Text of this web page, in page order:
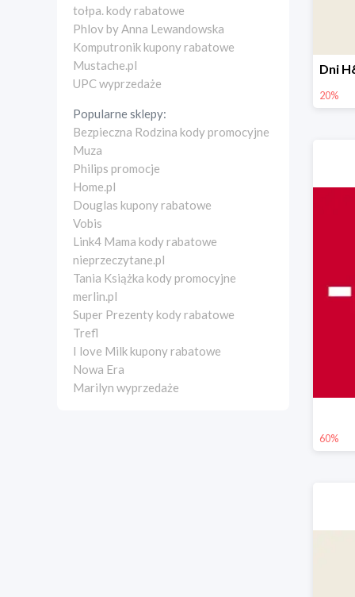
tołpa. kody rabatowe
Phlov by Anna Lewandowska
Komputronik kupony rabatowe
Mustache.pl
UPC wyprzedaże
Popularne sklepy:
Bezpieczna Rodzina kody promocyjne
Muza
Philips promocje
Home.pl
Douglas kupony rabatowe
Vobis
Link4 Mama kody rabatowe
nieprzeczytane.pl
Tania Książka kody promocyjne
merlin.pl
Super Prezenty kody rabatowe
Trefl
I love Milk kupony rabatowe
Nowa Era
Marilyn wyprzedaże
20%
60%